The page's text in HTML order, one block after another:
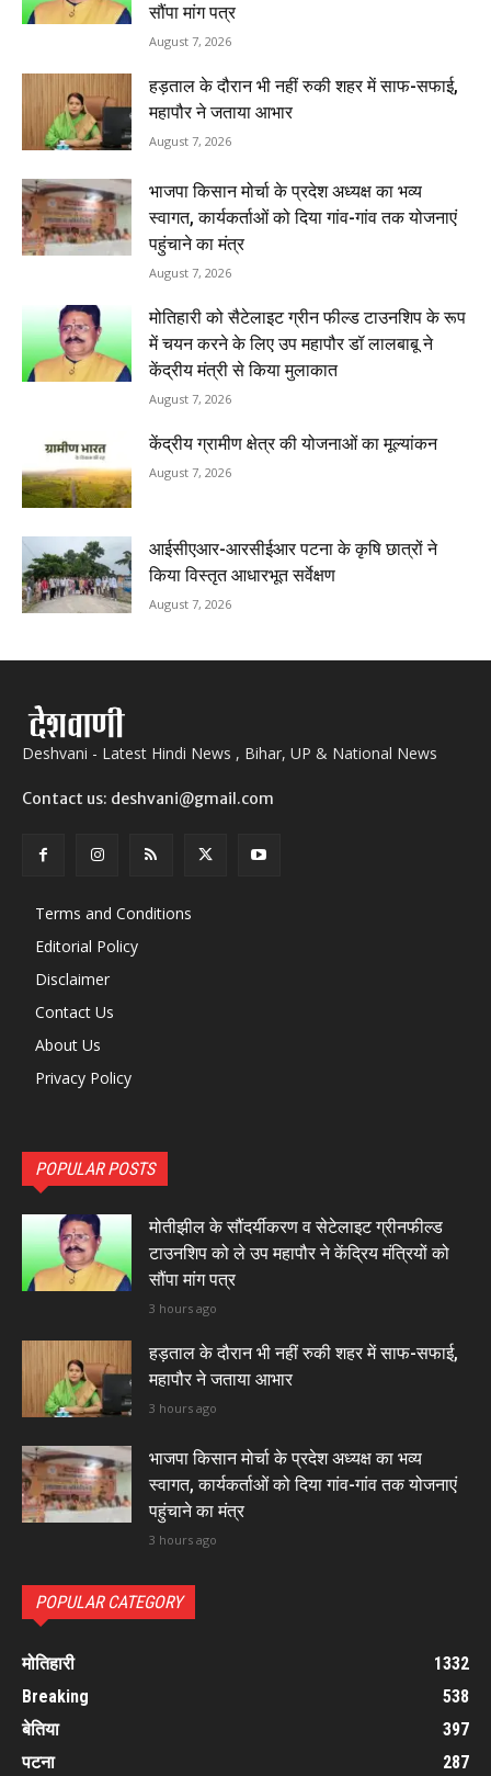
सौंपा मांग पत्र
August 7, 2026
हड़ताल के दौरान भी नहीं रुकी शहर में साफ-सफाई,
महापौर ने जताया आभार
August 7, 2026
भाजपा किसान मोर्चा के प्रदेश अध्यक्ष का भव्य
स्वागत, कार्यकर्ताओं को दिया गांव-गांव तक योजनाएं
पहुंचाने का मंत्र
August 7, 2026
मोतिहारी को सैटेलाइट ग्रीन फील्ड टाउनशिप के रूप
में चयन करने के लिए उप महापौर डॉ लालबाबू ने
केंद्रीय मंत्री से किया मुलाकात
August 7, 2026
केंद्रीय ग्रामीण क्षेत्र की योजनाओं का मूल्यांकन
August 7, 2026
आईसीएआर-आरसीईआर पटना के कृषि छात्रों ने
किया विस्तृत आधारभूत सर्वेक्षण
August 7, 2026
Deshvani - Latest Hindi News , Bihar, UP & National News
Contact us: deshvani@gmail.com
Terms and Conditions
Editorial Policy
Disclaimer
Contact Us
About Us
Privacy Policy
POPULAR POSTS
मोतीझील के सौंदर्यीकरण व सेटेलाइट ग्रीनफील्ड
टाउनशिप को ले उप महापौर ने केंद्रिय मंत्रियों को
सौंपा मांग पत्र
3 hours ago
हड़ताल के दौरान भी नहीं रुकी शहर में साफ-सफाई,
महापौर ने जताया आभार
3 hours ago
भाजपा किसान मोर्चा के प्रदेश अध्यक्ष का भव्य
स्वागत, कार्यकर्ताओं को दिया गांव-गांव तक योजनाएं
पहुंचाने का मंत्र
3 hours ago
POPULAR CATEGORY
मोतिहारी
1332
Breaking
538
बेतिया
397
पटना
287